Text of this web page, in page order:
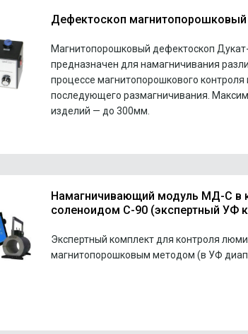
Дефектоскоп
Магнитопорошковый дефектоскоп
предназначен для намагничивания
процессе магнитопорошкового контроля
последующего размагничивания.
изделий — до 300мм.
Намагничивающий модуль МД-С в
соленоидом С-90 (экспертный УФ
Экспертный комплект для контроля
магнитопорошковым методом (в УФ